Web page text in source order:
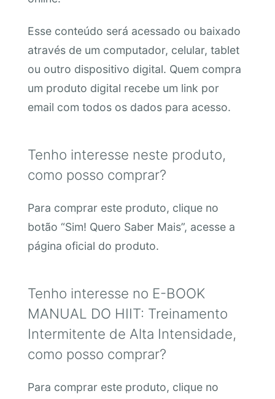
Esse conteúdo será acessado ou baixado
através de um computador, celular, tablet
ou outro dispositivo digital. Quem compra
um produto digital recebe um link por
email com todos os dados para acesso.
Tenho interesse neste produto,
como posso comprar?
Para comprar este produto, clique no
botão “Sim! Quero Saber Mais”, acesse a
página oficial do produto.
Tenho interesse no E-BOOK
MANUAL DO HIIT: Treinamento
Intermitente de Alta Intensidade,
como posso comprar?
Para comprar este produto, clique no